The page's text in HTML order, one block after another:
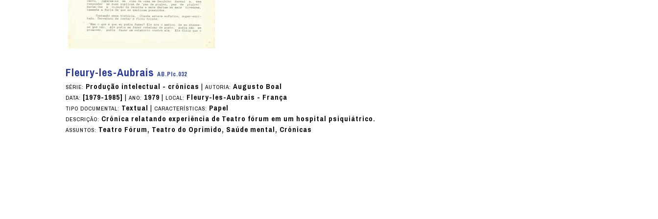
Fleury-les-AubraisAB.PIc.032
SÉRIE: Produção intelectual - crônicas |AUTORIA:Augusto Boal
DATA: [1979-1985] |ANO: 1979|LOCAL: Fleury-les-Aubrais - França
TIPO DOCUMENTAL: Textual | CARACTERÍSTICAS: Papel
DESCRIÇÃO: Crônica relatando experiência de Teatro fórum em um hospital psiquiátrico.
ASSUNTOS: Teatro Fórum, Teatro do Oprimido, Saúde mental, Crônicas